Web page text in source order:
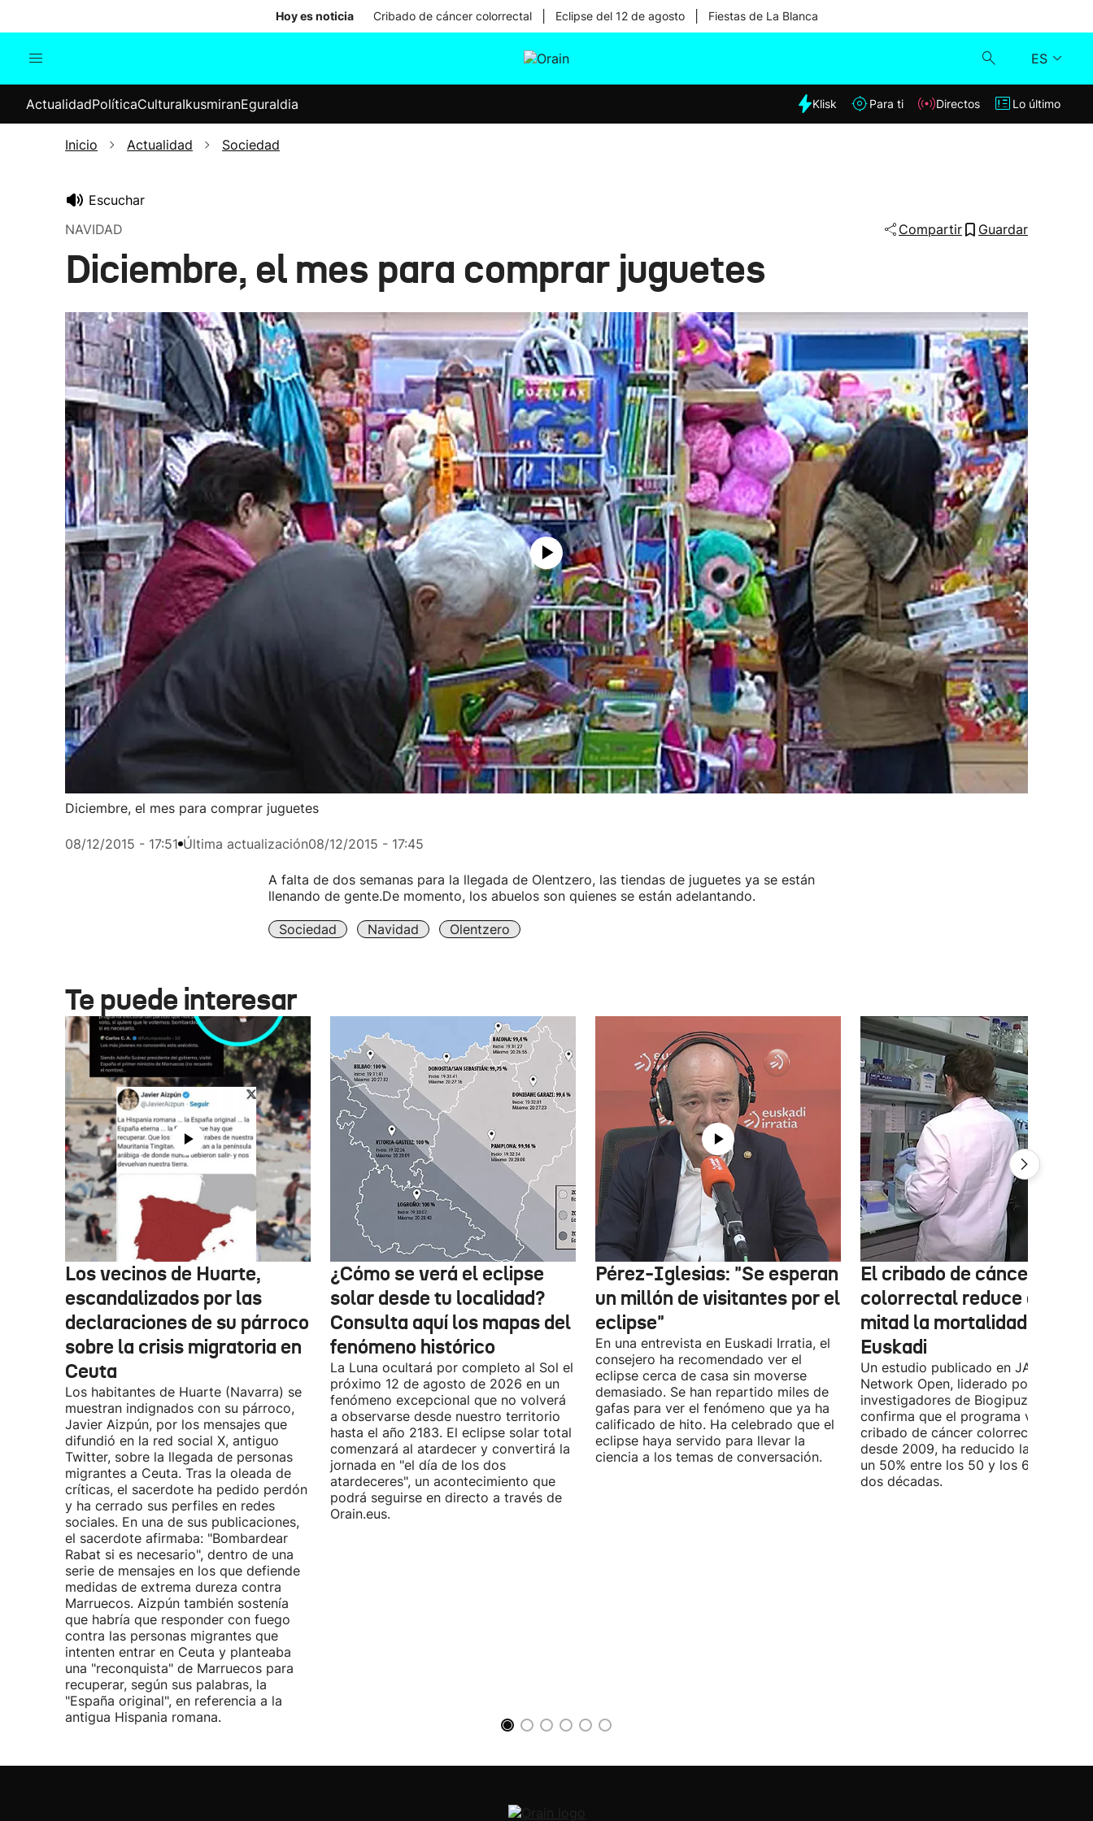
Hoy es noticia Cribado de cáncer colorrectal Eclipse del 12 de agosto Fiestas de La Blanca
ES
Internacional
Elecciones
Klisk
ActualidadPolíticaCulturaIkusmiranEguraldia Klisk Para ti Directos Lo último
Inicio Actualidad Sociedad
Escuchar
NAVIDAD
Compartir Guardar
Diciembre, el mes para comprar juguetes
Diciembre, el mes para comprar juguetes
08/12/2015 - 17:51 Última actualización08/12/2015 - 17:45
A falta de dos semanas para la llegada de Olentzero, las tiendas de juguetes ya se están
llenando de gente.De momento, los abuelos son quienes se están adelantando.
Sociedad Navidad Olentzero
Te puede interesar
Los vecinos de Huarte,
escandalizados por las
declaraciones de su párroco
sobre la crisis migratoria en
Ceuta
Los habitantes de Huarte (Navarra) se
muestran indignados con su párroco,
Javier Aizpún, por los mensajes que
difundió en la red social X, antiguo
Twitter, sobre la llegada de personas
migrantes a Ceuta. Tras la oleada de
críticas, el sacerdote ha pedido perdón
y ha cerrado sus perfiles en redes
sociales. En una de sus publicaciones,
el sacerdote afirmaba: "Bombardear
Rabat si es necesario", dentro de una
serie de mensajes en los que defiende
medidas de extrema dureza contra
Marruecos. Aizpún también sostenía
que habría que responder con fuego
contra las personas migrantes que
intenten entrar en Ceuta y planteaba
una "reconquista" de Marruecos para
recuperar, según sus palabras, la
"España original", en referencia a la
antigua Hispania romana.
¿Cómo se verá el eclipse
solar desde tu localidad?
Consulta aquí los mapas del
fenómeno histórico
La Luna ocultará por completo al Sol el
próximo 12 de agosto de 2026 en un
fenómeno excepcional que no volverá
a observarse desde nuestro territorio
hasta el año 2183. El eclipse solar total
comenzará al atardecer y convertirá la
jornada en "el día de los dos
atardeceres", un acontecimiento que
podrá seguirse en directo a través de
Orain.eus.
Pérez-Iglesias: "Se esperan
un millón de visitantes por el
eclipse"
En una entrevista en Euskadi Irratia, el
consejero ha recomendado ver el
eclipse cerca de casa sin moverse
demasiado. Se han repartido miles de
gafas para ver el fenómeno que ya ha
calificado de hito. Ha celebrado que el
eclipse haya servido para llevar la
ciencia a los temas de conversación.
El cribado de cáncer
colorrectal reduce a la
mitad la mortalidad en
Euskadi
Un estudio publicado en JAMA
Network Open, liderado por
investigadores de Biogipuzkoa y
confirma que el programa vasco de
cribado de cáncer colorrectal, activo
desde 2009, ha reducido la
un 50% entre los 50 y los 69 años en
dos décadas.